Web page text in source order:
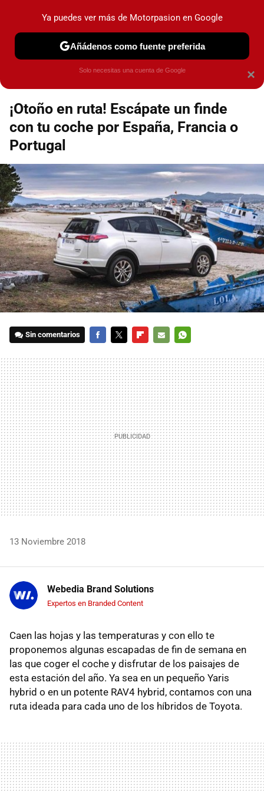
marca que se menciona
Espacio Toyota
¡Otoño en ruta! Escápate un finde
con tu coche por España, Francia o
Portugal
Sin comentarios
MAIL
13 Noviembre 2018
Webedia Brand Solutions
Expertos en Branded Content
Caen las hojas y las temperaturas y con ello te
proponemos algunas escapadas de fin de semana en
las que coger el coche y disfrutar de los paisajes de
esta estación del año. Ya sea en un pequeño Yaris
hybrid o en un potente RAV4 hybrid, contamos con una
ruta ideada para cada uno de los híbridos de Toyota.
×
Ya puedes ver más de Motorpasion en Google
Añádenos como fuente preferida
Solo necesitas una cuenta de Google